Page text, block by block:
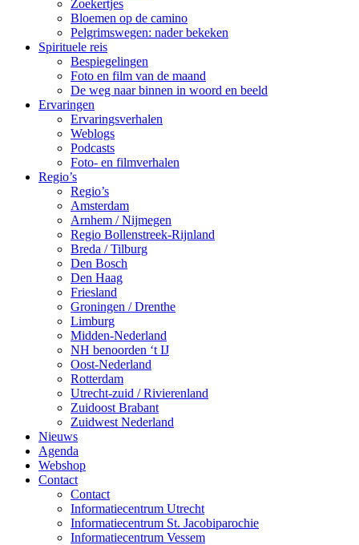
Zoekertjes
Bloemen op de camino
Pelgrimswegen: nader bekeken
Spirituele reis
Bespiegelingen
Foto en film van de maand
De weg naar binnen in woord en beeld
Ervaringen
Ervaringsverhalen
Weblogs
Podcasts
Foto- en filmverhalen
Regio’s
Regio’s
Amsterdam
Arnhem / Nijmegen
Regio Bollenstreek-Rijnland
Breda / Tilburg
Den Bosch
Den Haag
Friesland
Groningen / Drenthe
Limburg
Midden-Nederland
NH benoorden ‘t IJ
Oost-Nederland
Rotterdam
Utrecht-zuid / Rivierenland
Zuidoost Brabant
Zuidwest Nederland
Nieuws
Agenda
Webshop
Contact
Contact
Informatiecentrum Utrecht
Informatiecentrum St. Jacobiparochie
Informatiecentrum Vessem